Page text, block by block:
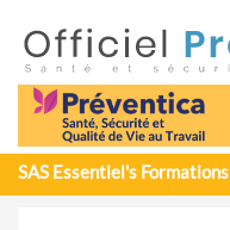
SAS Essentiel's Formations